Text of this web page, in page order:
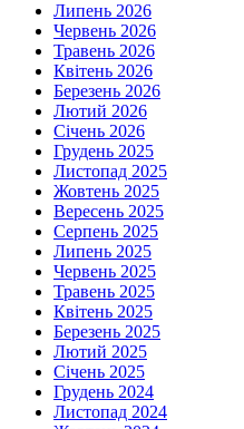
Липень 2026
Червень 2026
Травень 2026
Квітень 2026
Березень 2026
Лютий 2026
Січень 2026
Грудень 2025
Листопад 2025
Жовтень 2025
Вересень 2025
Серпень 2025
Липень 2025
Червень 2025
Травень 2025
Квітень 2025
Березень 2025
Лютий 2025
Січень 2025
Грудень 2024
Листопад 2024